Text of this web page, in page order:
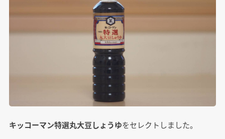
キッコーマン特選丸大豆しょうゆをセレクトしました。